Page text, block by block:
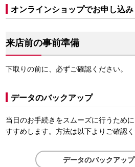
オンラインショップでお申し込み
来店前の事前準備
下取りの前に、必ずご確認ください。
データのバックアップ
当日のお手続きをスムーズに行うため
すすめします。方法は以下よりご確認く
データのバックアッ